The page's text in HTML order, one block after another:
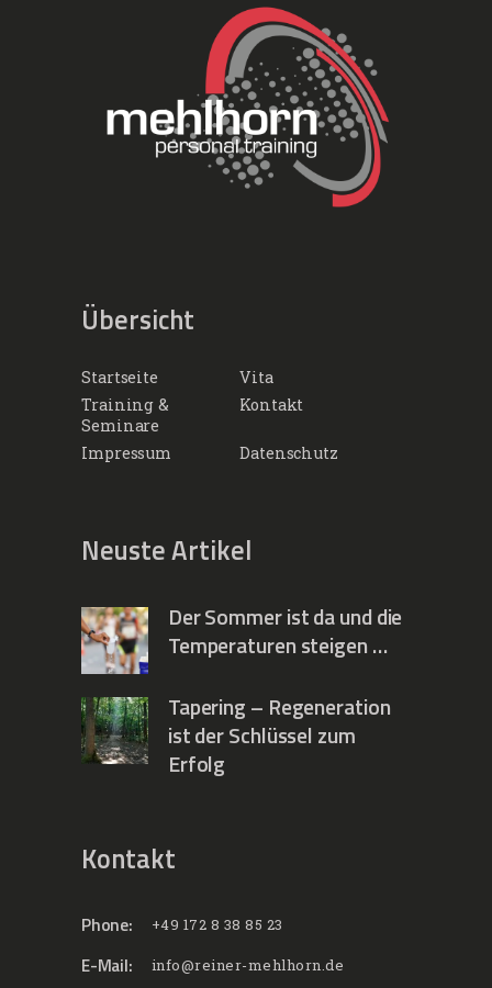
Übersicht
Startseite
Vita
Training &
Seminare
Kontakt
Impressum Datenschutz
Neuste Artikel
Der Sommer ist da und die
Temperaturen steigen …
Tapering – Regeneration
ist der Schlüssel zum
Erfolg
Kontakt
Phone: +49 172 8 38 85 23
E-Mail: info@reiner-mehlhorn.de